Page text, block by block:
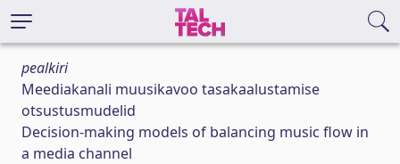
pealkiri
Meediakanali muusikavoo tasakaalustamise
otsustusmudelid
Decision-making models of balancing music flow in
a media channel